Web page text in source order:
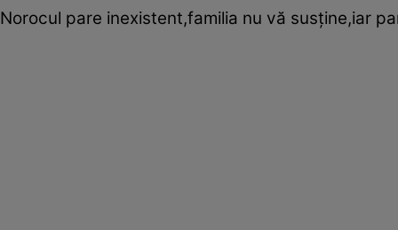
Norocul pare inexistent,familia nu vă susţine,iar